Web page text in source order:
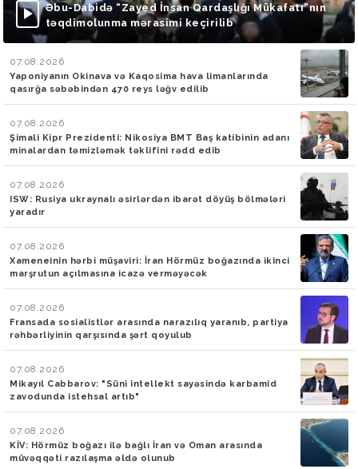
Əbu-Dabidə “Zayed İnsan Qardaşlığı Mükafatı”nın
təqdimolunma mərasimi keçirilib
07.08.2026
Yaponiyanın Okinava və Kaqosima hava limanlarında
qasırğa səbəbindən 470 reys ləğv edilib
07.08.2026
Şimali Kipr Prezidenti: Nikosiya BMT Baş katibinin adanı
minalardan təmizləmək təklifini rədd edib
07.08.2026
ISW: Rusiya ukraynalı əsirlərdən ibarət döyüş bölmələri
yaradır
07.08.2026
Xameneinin hərbi müşaviri: İran Hörmüz boğazında ikinci
marşrutun açılmasına icazə verməyəcək
07.08.2026
Fransada sosialistlər arasında narazılıq yaranıb, partiya
rəhbərliyinin qarşısında şərt qoyulub
07.08.2026
Mikayıl Cabbarov: "Süni intellekt sayəsində karbamid
zavodunda istehsal artıb"
07.08.2026
KİV: Hörmüz boğazı ilə bağlı İran və Oman arasında
müvəqqəti razılaşma əldə olunub